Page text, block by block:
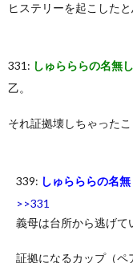
ヒステリーを起こしたと
331: しゅらららの名無
乙。
それ証拠壊しちゃった
339: しゅらららの名
>>331
義母は台所から逃げて
証拠になるカップ（ペ